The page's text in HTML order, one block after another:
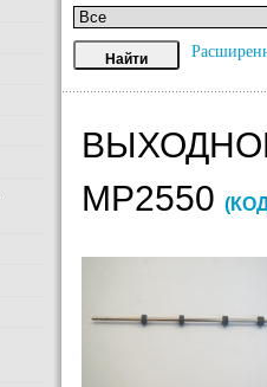
ВЫХОДНОЙ
MP2550